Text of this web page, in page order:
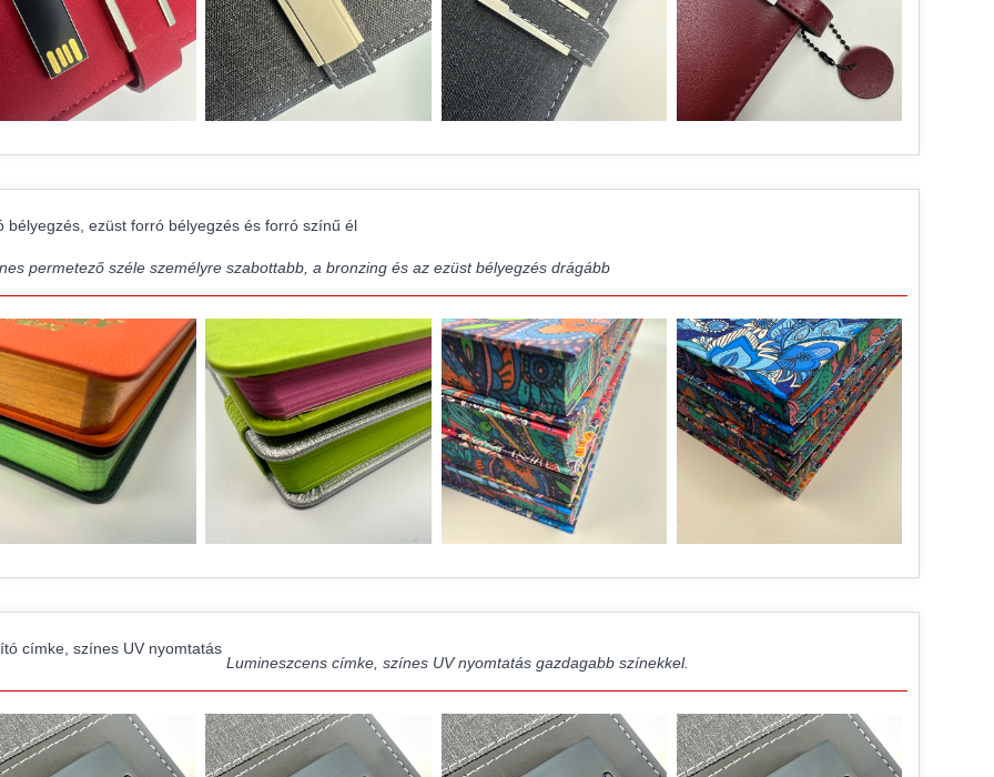
bélyegzés, ezüst forró bélyegzés és forró színű él
permetező széle személyre szabottabb, a bronzing és az ezüst bélyegzés drágább
címke, színes UV nyomtatás
Lumineszcens címke, színes UV nyomtatás gazdagabb színekkel.